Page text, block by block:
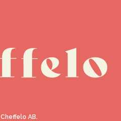
Cheffelo AB.